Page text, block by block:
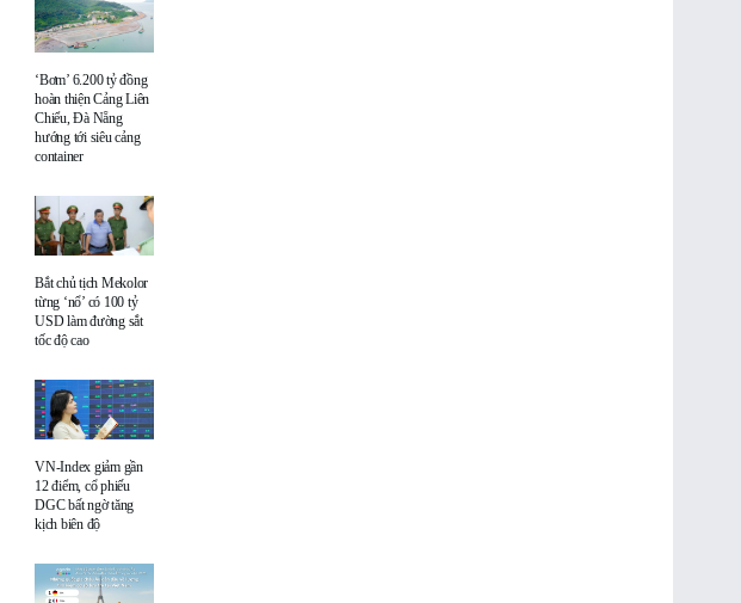
‘Bơm’ 6.200 tỷ đồng
hoàn thiện Cảng Liên
Chiểu, Đà Nẵng
hướng tới siêu cảng
container
Bắt chủ tịch Mekolor
từng ‘nổ’ có 100 tỷ
USD làm đường sắt
tốc độ cao
VN-Index giảm gần
12 điểm, cổ phiếu
DGC bất ngờ tăng
kịch biên độ